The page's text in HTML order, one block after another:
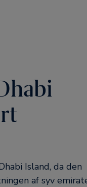
Island, da den
af syv